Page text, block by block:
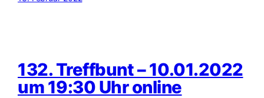
132. Treffbunt – 10.01.2022
um 19:30 Uhr online